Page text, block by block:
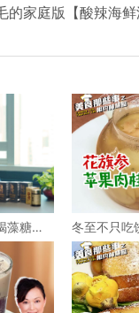
的家庭版【酸辣海
藻糖胶
」后的
冬至不只吃
果肉桂茶暖
头